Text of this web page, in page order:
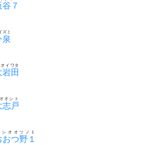
７
ズミ
田
イワタ
志戸
オシト
つ野１
オオツノ１